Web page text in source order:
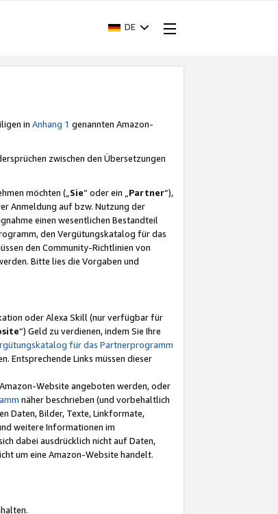
DE
in Anhang 1 genannten Amazon-
zwischen den Übersetzungen
möchten („Sie“ oder ein „Partner“),
Anmeldung auf bzw. Nutzung der
einen wesentlichen Bestandteil
den Vergütungskatalog für das
den Community-Richtlinien von
Bitte lies die Vorgaben und
oder Alexa Skill (nur verfügbar für
“) Geld zu verdienen, indem Sie Ihre
für das Partnerprogramm
Entsprechende Links müssen dieser
Website angeboten werden, oder
näher beschrieben (und vorbehaltlich
Daten, Bilder, Texte, Linkformate,
weitere Informationen im
dabei ausdrücklich nicht auf Daten,
um eine Amazon-Website handelt.